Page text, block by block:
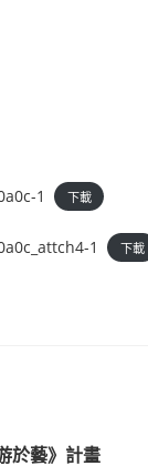
1 下載
1 下載
於藝》計畫